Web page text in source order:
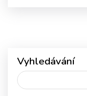
Vyhledávání